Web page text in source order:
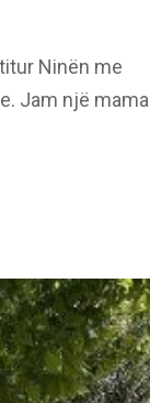
Ninën me
Jam një mama